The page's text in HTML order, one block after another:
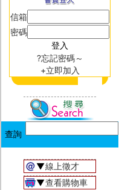
信箱
密碼
?忘記密碼～
+立即加入
▼線上徵才
▼查看購物車